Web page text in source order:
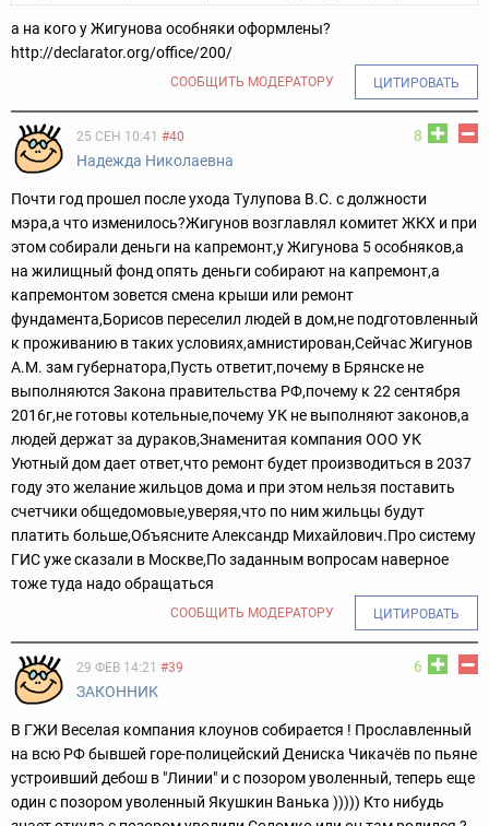
а на кого у Жигунова особняки оформлены?
http://declarator.org/office/200/
СООБЩИТЬ МОДЕРАТОРУ ЦИТИРОВАТЬ
8
25 СЕН 10:41 #40
Надежда Николаевна
Почти год прошел после ухода Тулупова В.С. с должности
мэра,а что изменилось?Жигунов возглавлял комитет ЖКХ и при
этом собирали деньги на капремонт,у Жигунова 5 особняков,а
на жилищный фонд опять деньги собирают на капремонт,а
капремонтом зовется смена крыши или ремонт
фундамента,Борисов переселил людей в дом,не подготовленный
к проживанию в таких условиях,амнистирован,Сейчас Жигунов
А.М. зам губернатора,Пусть ответит,почему в Брянске не
выполняются Закона правительства РФ,почему к 22 сентября
2016г,не готовы котельные,почему УК не выполняют законов,а
людей держат за дураков,Знаменитая компания ООО УК
Уютный дом дает ответ,что ремонт будет производиться в 2037
году это желание жильцов дома и при этом нельзя поставить
счетчики общедомовые,уверяя,что по ним жильцы будут
платить больше,Объясните Александр Михайлович.Про систему
ГИС уже сказали в Москве,По заданным вопросам наверное
тоже туда надо обращаться
СООБЩИТЬ МОДЕРАТОРУ ЦИТИРОВАТЬ
6
29 ФЕВ 14:21 #39
ЗАКОННИК
В ГЖИ Веселая компания клоунов собирается ! Прославленный
на всю РФ бывшей горе-полицейский Дениска Чикачёв по пьяне
устроивший дебош в "Линии" и с позором уволенный, теперь еще
один с позором уволенный Якушкин Ванька ))))) Кто нибудь